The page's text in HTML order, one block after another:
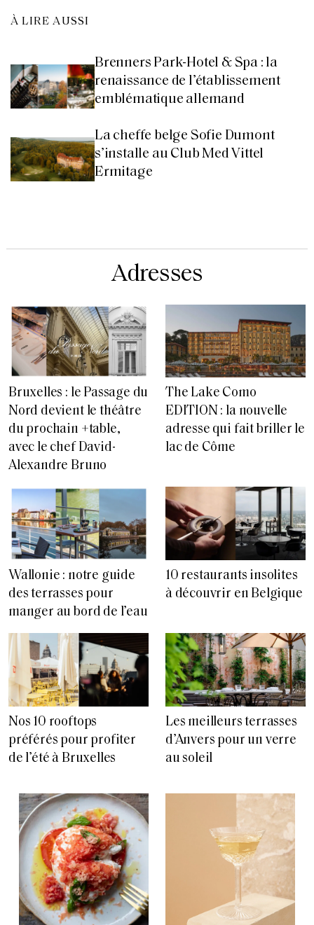
À LIRE AUSSI
Brenners Park-Hotel & Spa : la
renaissance de l’établissement
emblématique allemand
La cheffe belge Sofie Dumont
s’installe au Club Med Vittel
Ermitage
Adresses
Bruxelles : le Passage du
Nord devient le théâtre
du prochain +table,
avec le chef David-
Alexandre Bruno
The Lake Como
EDITION : la nouvelle
adresse qui fait briller le
lac de Côme
Wallonie : notre guide
des terrasses pour
manger au bord de l’eau
10 restaurants insolites
à découvrir en Belgique
Nos 10 rooftops
préférés pour profiter
de l’été à Bruxelles
Les meilleurs terrasses
d’Anvers pour un verre
au soleil